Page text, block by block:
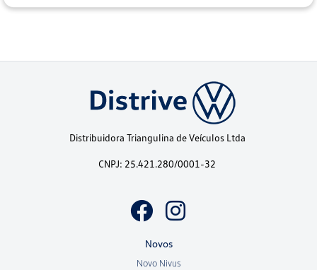
Distribuidora Triangulina de Veículos Ltda
CNPJ: 25.421.280/0001-32
Novos
Novo Nivus